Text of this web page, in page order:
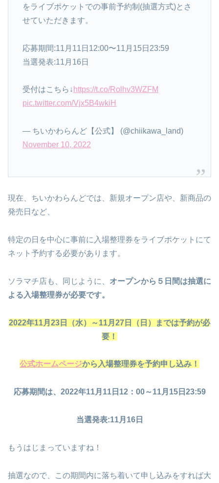
をライブポケットでの事前予約制(抽選方式)とさ
せていただきます。
応募期間:11月11日12:00〜11月15日23:59
当選発表:11月16日
受付はこちら↓ https://t.co/Rolhv3WZFM
pic.twitter.com/Vjx5B4wkiH
— ちいかわらんど【公式】 (@chiikawa_land)
November 10, 2022
現在、ちいかわらんどでは、新規オープン店や、新商品の
発売日など、
特定の日を中心に事前に入場整理券をライブポケットにて
ネット予約する必要があります。
ソラマチ店も、同じように、 オープンから５日間は抽選に
よる入場整理券が必要です。
2022年11月23日（水）～11月27日（日）までは予約が必
要！
公式ホームページから入場整理券を予約申し込み！
応募期間は、2022年11月11日12：00～11月15日23:59
当選発表:11月16日
もうはじまっていますね！
抽選なので、この期間内に落ち着いて申し込みをすれば大